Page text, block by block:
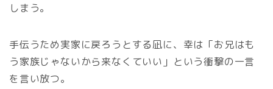
しまう。
手伝うため実家に戻ろうとする凪に、幸は「お兄はも
う家族じゃないから来なくていい」という衝撃の一言
を言い放つ。